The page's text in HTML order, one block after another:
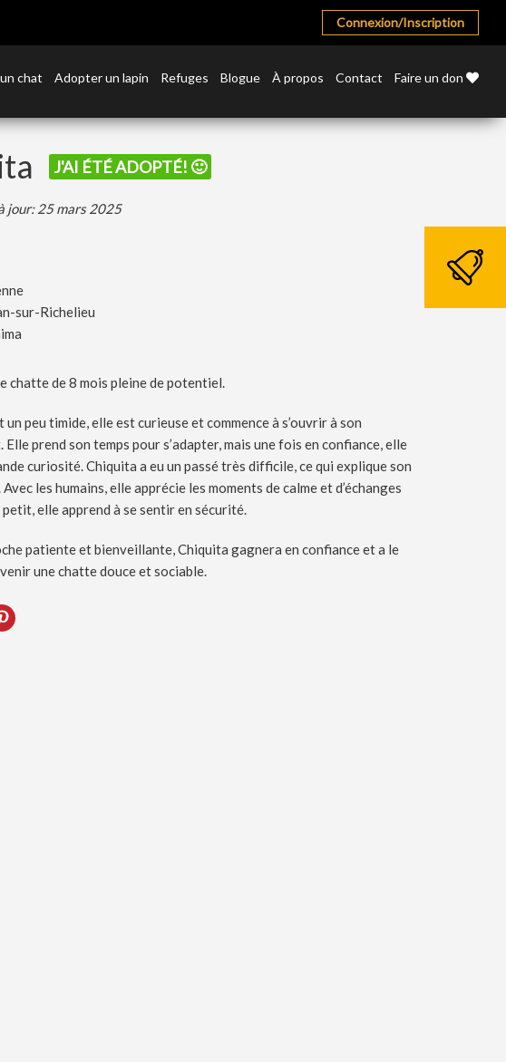
Connexion/Inscription
chat Adopter un lapin Refuges Blogue À propos Contact Faire un don
J'AI ÉTÉ ADOPTÉ! 🙂
jour: 25 mars 2025
sur-Richelieu
chatte de 8 mois pleine de potentiel.
un peu timide, elle est curieuse et commence à s’ouvrir à son
prend son temps pour s’adapter, mais une fois en confiance, elle
curiosité. Chiquita a eu un passé très difficile, ce qui explique son
les humains, elle apprécie les moments de calme et d’échanges
elle apprend à se sentir en sécurité.
patiente et bienveillante, Chiquita gagnera en confiance et a le
une chatte douce et sociable.